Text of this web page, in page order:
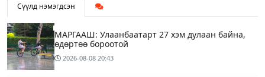
Сүүлд нэмэгдсэн
МАРГААШ: Улаанбаатарт 27 хэм дулаан байна,
өдөртөө бороотой
2026-08-08 20:43